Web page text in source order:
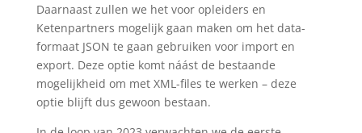
Daarnaast zullen we het voor opleiders en
Ketenpartners mogelijk gaan maken om het data-
formaat JSON te gaan gebruiken voor import en
export. Deze optie komt náást de bestaande
mogelijkheid om met XML-files te werken – deze
optie blijft dus gewoon bestaan.